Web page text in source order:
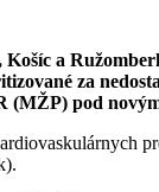
a
za
(MŽP) pod